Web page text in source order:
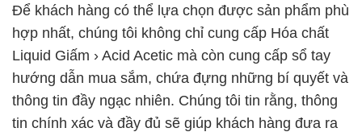
Để khách hàng có thể lựa chọn được sản phẩm phù
hợp nhất, chúng tôi không chỉ cung cấp Hóa chất
Liquid Giấm › Acid Acetic mà còn cung cấp sổ tay
hướng dẫn mua sắm, chứa đựng những bí quyết và
thông tin đầy ngạc nhiên. Chúng tôi tin rằng, thông
tin chính xác và đầy đủ sẽ giúp khách hàng đưa ra